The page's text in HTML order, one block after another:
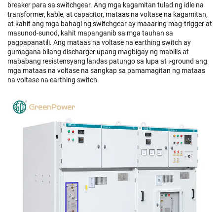
breaker para sa switchgear. Ang mga kagamitan tulad ng idle na
transformer, kable, at capacitor, mataas na voltase na kagamitan,
at kahit ang mga bahagi ng switchgear ay maaaring mag-trigger at
masunod-sunod, kahit mapanganib sa mga tauhan sa
pagpapanatili. Ang mataas na voltase na earthing switch ay
gumagana bilang discharger upang magbigay ng mabilis at
mababang resistensyang landas patungo sa lupa at i-ground ang
mga mataas na voltase na sangkap sa pamamagitan ng mataas
na voltase na earthing switch.